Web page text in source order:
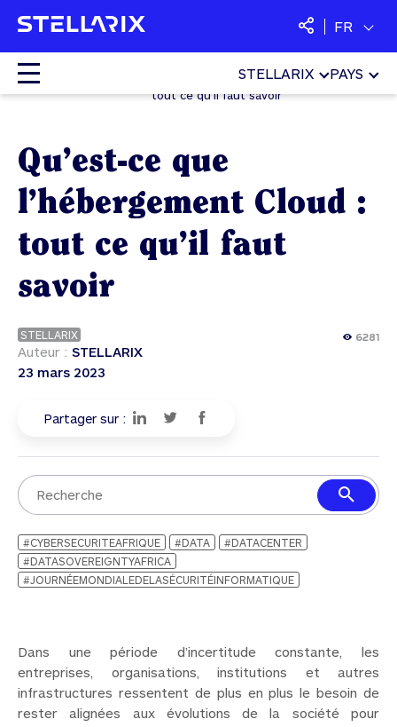
FR
Cloud
Services managés
Sécurité
STELLARIX PAYS
Accueil
Qu’est-ce que l’hébergement Cloud :
tout ce qu’il faut savoir
Qu’est-ce que
l’hébergement Cloud :
tout ce qu’il faut
savoir
STELLARIX
Auteur : STELLARIX
23 mars 2023
6281
Partager sur :
#CYBERSECURITEAFRIQUE #DATA
#DATACENTER
#DATASOVEREIGNTYAFRICA
#JOURNÉEMONDIALEDELASÉCURITÉINFORMATIQUE
Dans une période d’incertitude constante, les
entreprises, organisations, institutions et autres
infrastructures ressentent de plus en plus le besoin de
rester alignées aux évolutions de la société pour